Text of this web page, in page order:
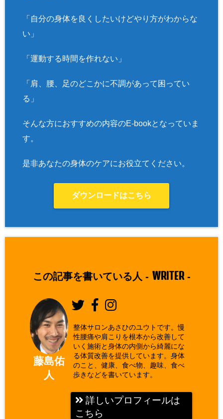
「自分の身体を良くしたいけどやり方がわからな
い」
「運動する時間を作れない」
「肩、腰、足のどこかに不調があって困ってい
る」
そんな方におすすめの内容のE-bookとなっていま
す。
是非あなたの身体のケアにお役立てください。
ダウンロードはこちら
この記事を書いている人 - WRITER-
藤島佑
人
整体サロンあさひのユウトです。慢
性腰痛や肩こりを根本から改善して
いく施術と身体の内側から綺麗にな
る体質改善を提供しています。身体
のこと、健康、食べ物、趣味、食べ
歩きなどを書いています。
詳しいプロフィールは
こちら